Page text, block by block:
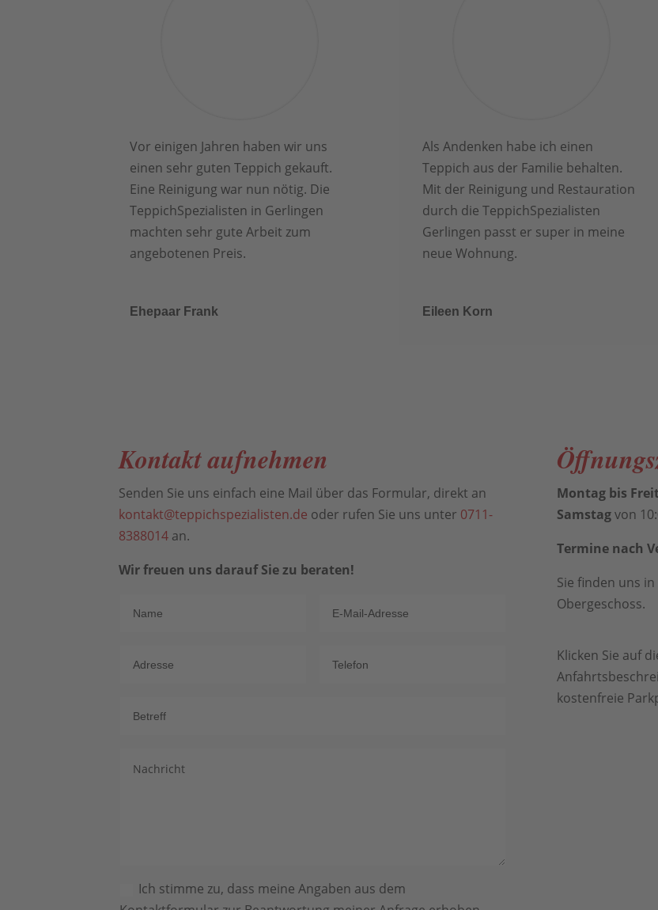
Vor einigen Jahren haben wir uns
einen sehr guten Teppich gekauft.
Eine Reinigung war nun nötig. Die
TeppichSpezialisten in Gerlingen
machten sehr gute Arbeit zum
angebotenen Preis.
Ehepaar Frank
Als Andenken habe ich einen
Teppich aus der Familie behalten.
Mit der Reinigung und Restauration
durch die TeppichSpezialisten
Gerlingen passt er super in meine
neue Wohnung.
Eileen Korn
Kontakt aufnehmen
Senden Sie uns einfach eine Mail über das Formular, direkt an
kontakt@teppichspezialisten.de oder rufen Sie uns unter 0711-
8388014 an.
Wir freuen uns darauf Sie zu beraten!
Ich stimme zu, dass meine Angaben aus dem
Montag bis
Samstagvon
Termine nach
Sie finden uns
Obergeschoss.
Klicken Sie auf
kostenfreie